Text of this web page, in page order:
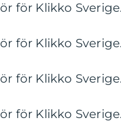
för Klikko Sverige.
för Klikko Sverige.
för Klikko
för Klikko Sverige.